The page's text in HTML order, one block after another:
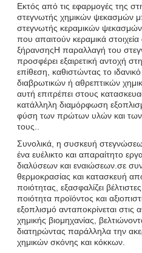
Εκτός από τις εφαρμογές της
στεγνωτής χημικών ψεκασμών
στεγνωτής κεραμικών ψεκασμών
που απαιτούν κεραμικά
ξήρανσηςΗ παραλλαγή του
προσφέρει εξαιρετική αντοχή
επίθεση, καθιστώντας το
διαβρωτικών ή αθρεπτικών
αυτή επιτρέπει στους
κατάλληλη διαμόρφωση
φύση των πρώτων υλών και
τους..
Συνολικά, η συσκευή
ένα ευέλικτο και απαραίτητο
διαλύσεων και εναιώσεων.σε
θερμοκρασίας και κατασκευή
ποιότητας, εξασφαλίζει
ποιότητα προϊόντος και
εξοπλισμό ανταποκρίνεται στις
χημικής βιομηχανίας,
διατηρώντας παράλληλα την
χημικών σκόνης και κόκκων.